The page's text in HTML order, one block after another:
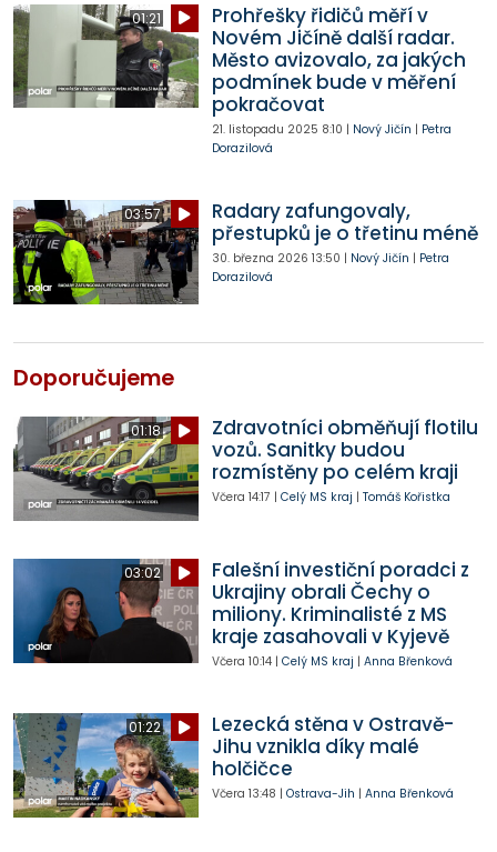
01:21
Prohřešky řidičů měří v
Novém Jičíně další radar.
Město avizovalo, za jakých
podmínek bude v měření
pokračovat
21. listopadu 2025 8:10 | Nový Jičín | Petra
Dorazilová
03:57
Radary zafungovaly,
přestupků je o třetinu méně
30. března 2026 13:50 | Nový Jičín | Petra
Dorazilová
Doporučujeme
01:18
Zdravotníci obměňují flotilu
vozů. Sanitky budou
rozmístěny po celém kraji
Včera 14:17 | Celý MS kraj | Tomáš Kořistka
03:02
Falešní investiční poradci z
Ukrajiny obrali Čechy o
miliony. Kriminalisté z MS
kraje zasahovali v Kyjevě
Včera 10:14| Celý MS kraj | Anna Břenková
01:22
Lezecká stěna v Ostravě-
Jihu vznikla díky malé
holčičce
Včera 13:48 | Ostrava-Jih | Anna Břenková